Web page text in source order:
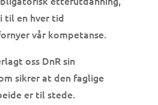
til en hver tid
vår kompetanse.
oss DnR sin
sikrer at den faglige
er til stede.